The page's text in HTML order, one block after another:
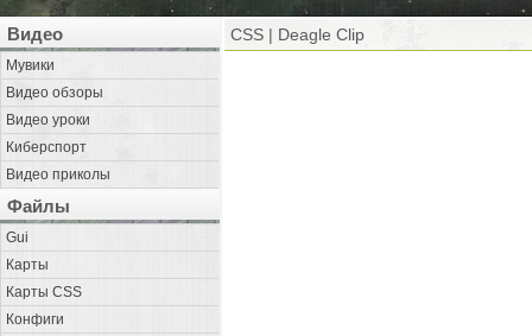
Видео
Мувики
Видео обзоры
Видео уроки
Киберспорт
Видео приколы
Файлы
Gui
Карты
Карты CSS
Конфиги
CSS | Deagle Clip